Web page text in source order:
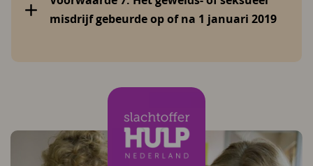
misdrijf gebeurde op of na 1 januari 2019